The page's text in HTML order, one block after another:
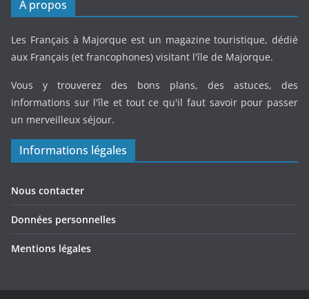
À propos
Les Français à Majorque est un magazine touristique, dédié
aux Français (et francophones) visitant l'île de Majorque.
Vous y trouverez des bons plans, des astuces, des
informations sur l'île et tout ce qu'il faut savoir pour passer
un merveilleux séjour.
Informations légales
Nous contacter
Données personnelles
Mentions légales